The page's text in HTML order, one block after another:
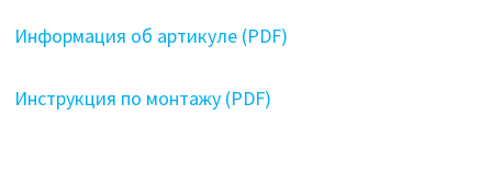
Информация об артикуле (PDF)
Инструкция по монтажу (PDF)